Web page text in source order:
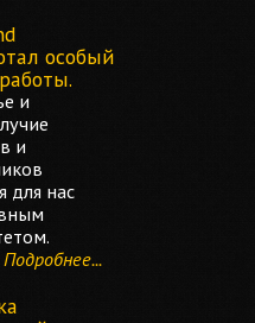
особый
и
и
для нас
Подробнее...